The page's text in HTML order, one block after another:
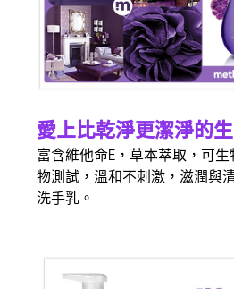
愛上比乾淨更潔淨的
富含維他命E，草本萃取，可
物測試，溫和不刺激，滋潤與
洗手乳。